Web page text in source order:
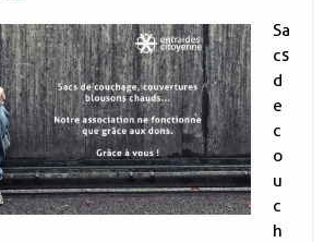
Sa
cs
d
e
c
o
u
c
h